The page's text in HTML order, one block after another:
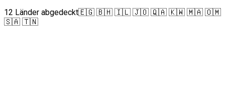
12 Länder abgedeckt🇪🇬 🇧🇭 🇮🇱 🇯🇴 🇶🇦 🇰🇼 🇲🇦 🇴🇲
🇸🇦 🇹🇳